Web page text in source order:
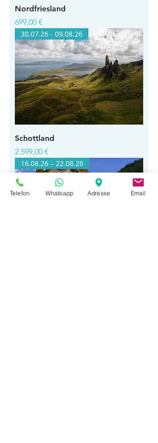
Nordfriesland
Preis
699,00 €
30.07.26 - 09.08.26
Schottland
Preis
2.599,00 €
16.08.26 – 22.08.26
Telefon Whatsapp Adresse Email